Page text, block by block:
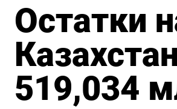
Остатки
519,034